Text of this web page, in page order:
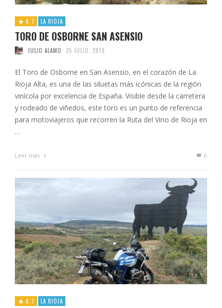
6.7 LA RIOJA
TORO DE OSBORNE SAN ASENSIO
JULIO ALAMO 25 JULIO, 2019
El Toro de Osborne en San Asensio, en el corazón de La
Rioja Alta, es una de las siluetas más icónicas de la región
vinícola por excelencia de España. Visible desde la carretera
y rodeado de viñedos, este toro es un punto de referencia
para motoviajeros que recorren la Ruta del Vino de Rioja en
…
Leer más 0
6.7 LA RIOJA